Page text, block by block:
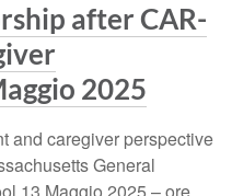
after CAR-
2025
and caregiver perspective
General